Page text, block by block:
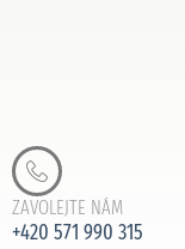
ZAVOLEJTE NÁM
+420 571 990 315